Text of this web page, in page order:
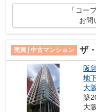
「コー
お問
売買 | 中古マンション ザ
阪
地
大
築
大